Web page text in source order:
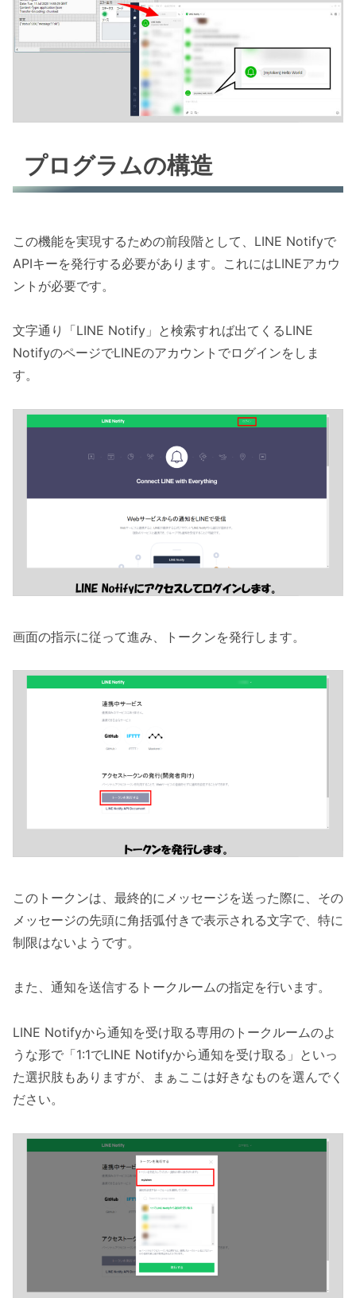
プログラムの構造
この機能を実現するための前段階として、LINE Notifyで
APIキーを発行する必要があります。これにはLINEアカウ
ントが必要です。
文字通り「LINE Notify」と検索すれば出てくるLINE
NotifyのページでLINEのアカウントでログインをしま
す。
画面の指示に従って進み、トークンを発行します。
このトークンは、最終的にメッセージを送った際に、その
メッセージの先頭に角括弧付きで表示される文字で、特に
制限はないようです。
また、通知を送信するトークルームの指定を行います。
LINE Notifyから通知を受け取る専用のトークルームのよ
うな形で「1:1でLINE Notifyから通知を受け取る」といっ
た選択肢もありますが、まぁここは好きなものを選んでく
ださい。